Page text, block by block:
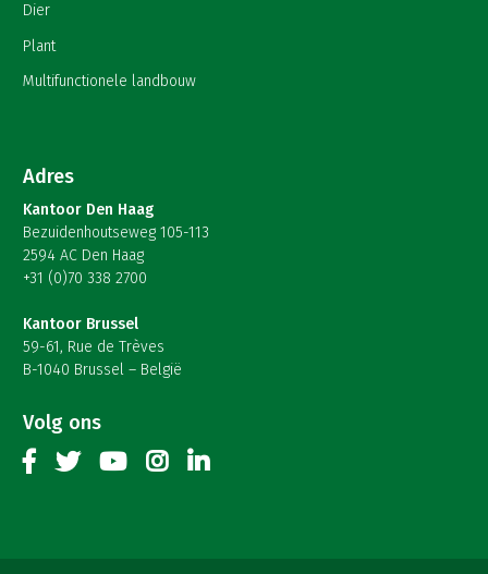
Dier
Plant
Multifunctionele landbouw
Adres
Kantoor Den Haag
Bezuidenhoutseweg 105-113
2594 AC Den Haag
+31 (0)70 338 2700
Kantoor Brussel
59-61, Rue de Trèves
B-1040 Brussel – België
Volg ons